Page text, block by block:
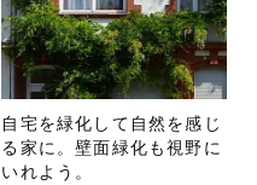
自宅を緑化して自然を感じ
る家に。壁面緑化も視野に
いれよう。